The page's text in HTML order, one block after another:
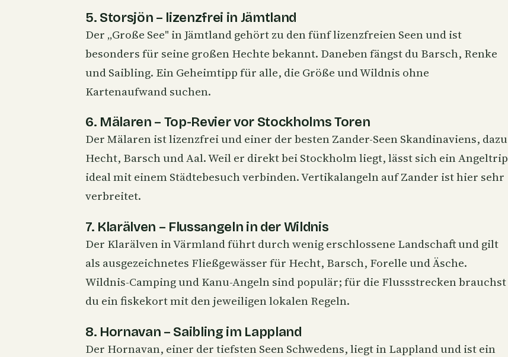
5. Storsjön – lizenzfrei in Jämtland
Der „Große See" in Jämtland gehört zu den fünf lizenzfreien Seen und ist
besonders für seine großen Hechte bekannt. Daneben fängst du Barsch, Renke
und Saibling. Ein Geheimtipp für alle, die Größe und Wildnis ohne
Kartenaufwand suchen.
6. Mälaren – Top-Revier vor Stockholms Toren
Der Mälaren ist lizenzfrei und einer der besten Zander-Seen Skandinaviens, dazu
Hecht, Barsch undAal. Weil er direkt bei Stockholm liegt, lässt sich ein Angeltrip
ideal mit einem Städtebesuch verbinden.Vertikalangelnauf Zander ist hier sehr
verbreitet.
7. Klarälven – Flussangeln in der Wildnis
Der Klarälven in Värmland führt durch wenig erschlossene Landschaft und gilt
als ausgezeichnetes Fließgewässer für Hecht, Barsch, Forelle und Äsche.
Wildnis-Camping und Kanu-Angeln sind populär; für die Flussstrecken brauchst
du ein fiskekort mit den jeweiligen lokalen Regeln.
8. Hornavan – Saibling im Lappland
Der Hornavan, einer der tiefsten Seen Schwedens, liegt in Lappland und ist ein